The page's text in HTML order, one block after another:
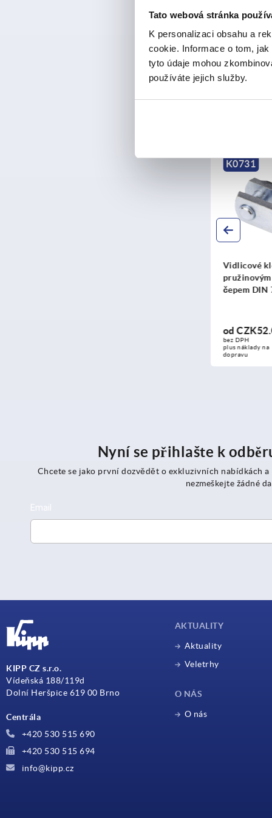
Tato webová stránka
K personalizaci obsahu a
cookie. Informace o tom,
tyto údaje mohou
používáte jejich služby.
od
bez DPH
plus náklady na
Záznamy /
K0731
Vidlicové
pružinovým
čepem DIN
CZK52.05
bez DPH
plus náklady na
dopravu
Nyní se přihlašte k
Chcete se jako první dozvědět o exkluzivních nabídkách
nezmeškejte žádné
KIPP CZ s.r.o.
Vídeňská 188/119d
Dolní Heršpice 619 00 Brno
Centrála
+420 530 515 690
+420 530 515 694
info@kipp.cz
AKTUALITY
Aktuality
Veletrhy
O NÁS
O nás